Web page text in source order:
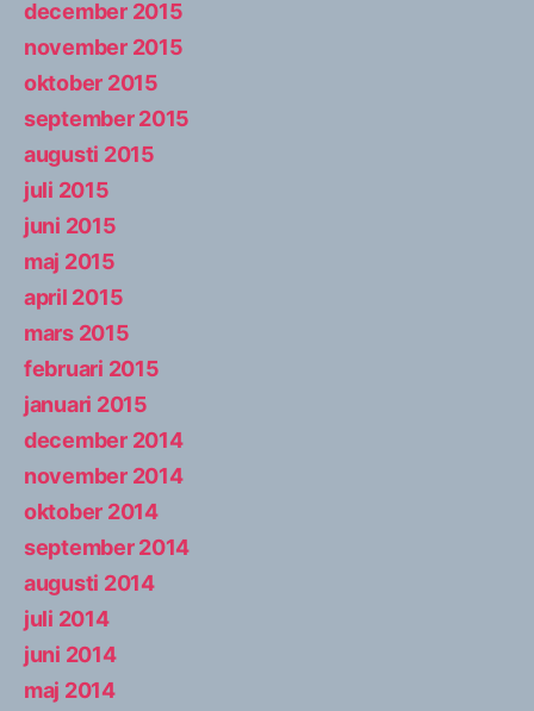
december 2015
november 2015
oktober 2015
september 2015
augusti 2015
juli 2015
juni 2015
maj 2015
april 2015
mars 2015
februari 2015
januari 2015
december 2014
november 2014
oktober 2014
september 2014
augusti 2014
juli 2014
juni 2014
maj 2014